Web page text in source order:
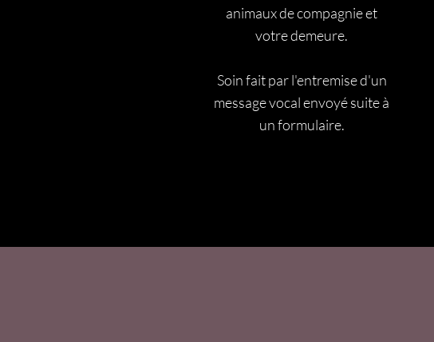
animaux de compagnie et
votre demeure.
Soin fait par l'entremise d'un
message vocal envoyé suite à
un formulaire.